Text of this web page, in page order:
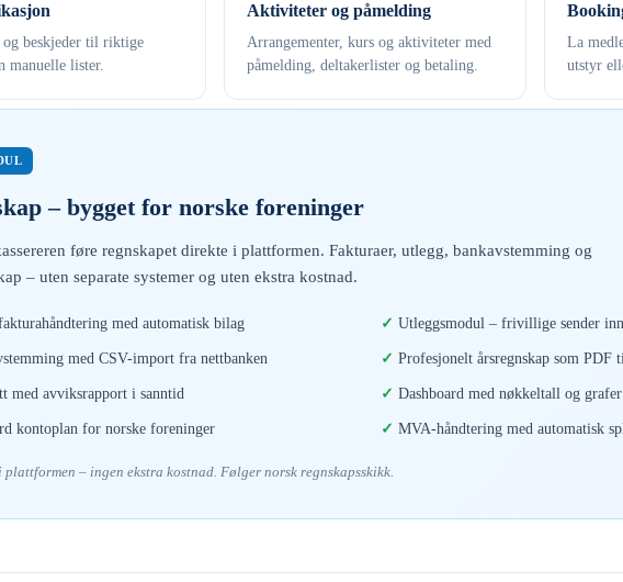
og beskjeder til riktige
manuelle lister.
Aktiviteter og påmelding
Arrangementer, kurs og aktiviteter med
påmelding, deltakerlister og betaling.
La
utstyr
– bygget for norske foreninger
føre regnskapet direkte i plattformen. Fakturaer, utlegg, bankavstemming og
– uten separate systemer og uten ekstra kostnad.
med automatisk bilag Utleggsmodul – frivillige sender
med CSV-import fra nettbanken Profesjonelt årsregnskap som PDF
med avviksrapport i sanntid Dashboard med nøkkeltall og grafer
kontoplan for norske foreninger MVA-håndtering med automatisk
– ingen ekstra kostnad. Følger norsk regnskapsskikk.